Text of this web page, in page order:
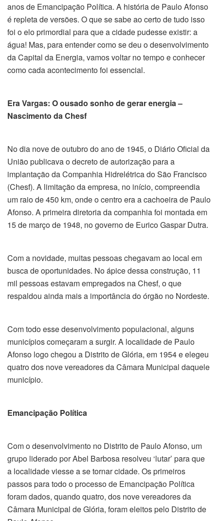
anos de Emancipação Política. A história de Paulo Afonso
é repleta de versões. O que se sabe ao certo de tudo isso
foi o elo primordial para que a cidade pudesse existir: a
água! Mas, para entender como se deu o desenvolvimento
da Capital da Energia, vamos voltar no tempo e conhecer
como cada acontecimento foi essencial.
Era Vargas: O ousado sonho de gerar energia –
Nascimento da Chesf
No dia nove de outubro do ano de 1945, o Diário Oficial da
União publicava o decreto de autorização para a
implantação da Companhia Hidrelétrica do São Francisco
(Chesf). A limitação da empresa, no início, compreendia
um raio de 450 km, onde o centro era a cachoeira de Paulo
Afonso. A primeira diretoria da companhia foi montada em
15 de março de 1948, no governo de Eurico Gaspar Dutra.
Com a novidade, muitas pessoas chegavam ao local em
busca de oportunidades. No ápice dessa construção, 11
mil pessoas estavam empregados na Chesf, o que
respaldou ainda mais a importância do órgão no Nordeste.
Com todo esse desenvolvimento populacional, alguns
municípios começaram a surgir. A localidade de Paulo
Afonso logo chegou a Distrito de Glória, em 1954 e elegeu
quatro dos nove vereadores da Câmara Municipal daquele
município.
Emancipação Política
Com o desenvolvimento no Distrito de Paulo Afonso, um
grupo liderado por Abel Barbosa resolveu ‘lutar’ para que
a localidade viesse a se tornar cidade. Os primeiros
passos para todo o processo de Emancipação Política
foram dados, quando quatro, dos nove vereadores da
Câmara Municipal de Glória, foram eleitos pelo Distrito de